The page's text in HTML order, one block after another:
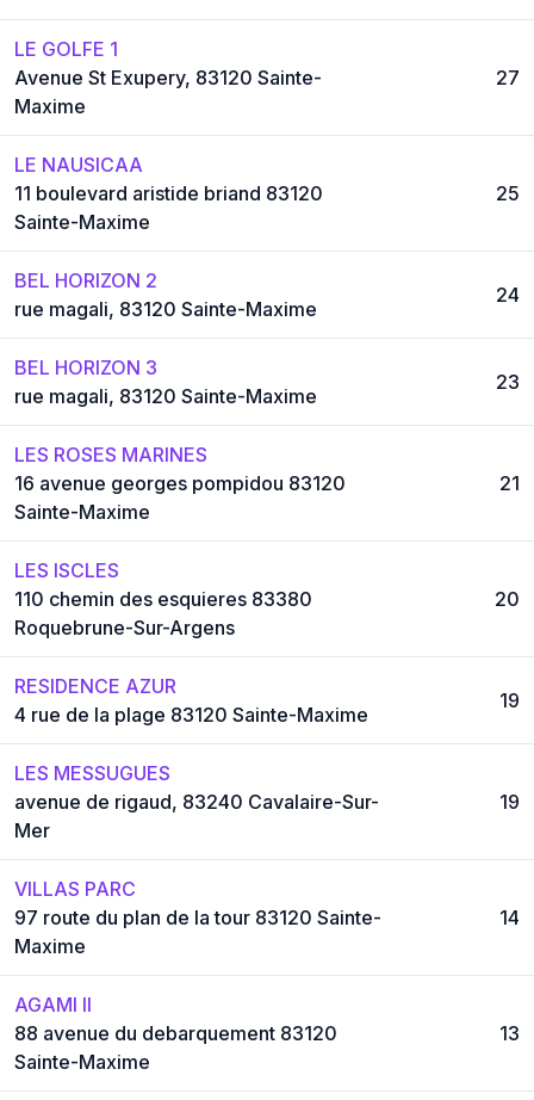
LE GOLFE 1
Avenue St Exupery, 83120 Sainte-
Maxime
27
LE NAUSICAA
11 boulevard aristide briand 83120
Sainte-Maxime
25
BEL HORIZON 2
rue magali, 83120 Sainte-Maxime
24
BEL HORIZON 3
rue magali, 83120 Sainte-Maxime
23
LES ROSES MARINES
16 avenue georges pompidou 83120
Sainte-Maxime
21
LES ISCLES
110 chemin des esquieres 83380
Roquebrune-Sur-Argens
20
RESIDENCE AZUR
4 rue de la plage 83120 Sainte-Maxime
19
LES MESSUGUES
avenue de rigaud, 83240 Cavalaire-Sur-
Mer
19
VILLAS PARC
97 route du plan de la tour 83120 Sainte-
Maxime
14
AGAMI II
88 avenue du debarquement 83120
Sainte-Maxime
13